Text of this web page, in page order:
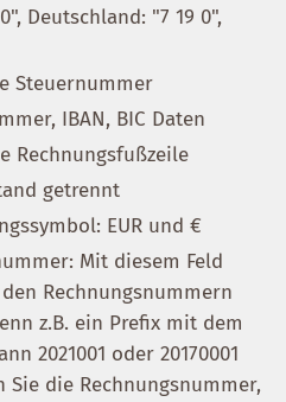
Deutschland: "7 19 0",
Steuernummer
IBAN, BIC Daten
Rechnungsfußzeile
getrennt
EUR und €
Mit diesem Feld
Rechnungsnummern
z.B. ein Prefix mit dem
2021001 oder 20170001
Sie die Rechnungsnummer,